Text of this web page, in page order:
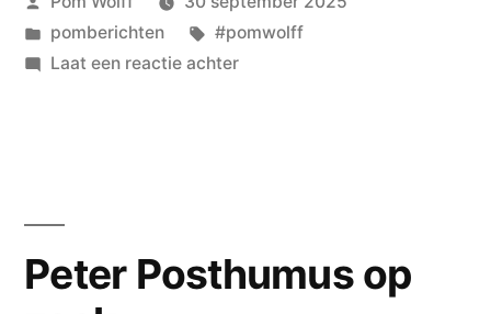
door
Geplaatst
in
pomberichten Tags:
#pomwolff
Laat een reactie achterop
schrijven
Peter Posthumus op